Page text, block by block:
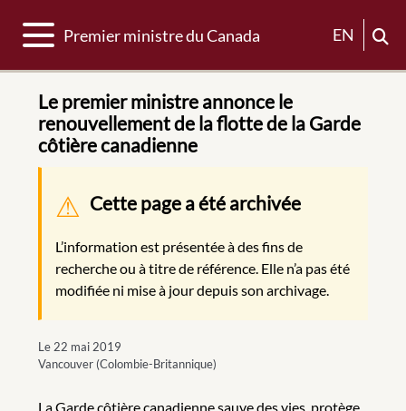
Basculer la navigation
Premier ministre du Canada EN
Le premier ministre annonce le
renouvellement de la flotte de la Garde
côtière canadienne
Message d'avertissement
Cette page a été archivée
L’information est présentée à des fins de
recherche ou à titre de référence. Elle n’a pas été
modifiée ni mise à jour depuis son archivage.
Le 22 mai 2019
Vancouver (Colombie-Britannique)
La Garde côtière canadienne sauve des vies, protège